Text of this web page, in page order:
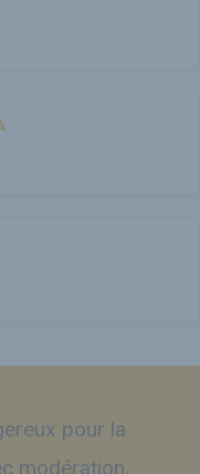
pour la
modération.